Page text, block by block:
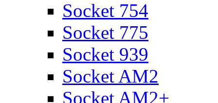
Socket 754
Socket 775
Socket 939
Socket AM2
Socket AM2+